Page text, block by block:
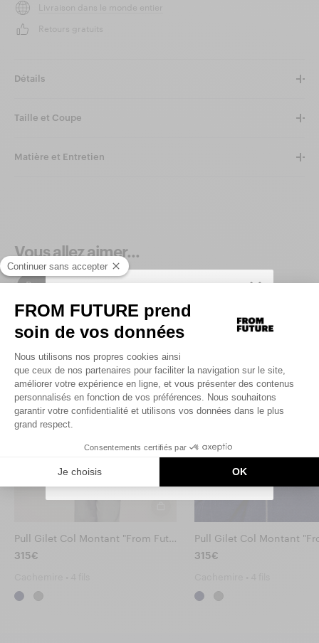
Livraison dans le monde entier
Retours gratuits
Détails
Taille et Coupe
Matière et Entretien
Vous allez aimer...
Produits similaires
Pull Gilet Col Montant "From Future"
315€
315€
SIGN UP TO UNLOCK YOUR PERSONAL
CODE ANDGET 10% OFF YOUR FIRST
Saisir votre adresse e-mail